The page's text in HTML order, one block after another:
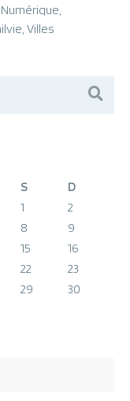
,
, Villes
S
D
1
2
8
9
15
16
22
23
29
30